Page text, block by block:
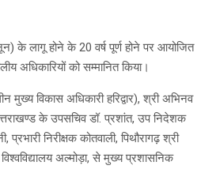
के लागू होने के 20 वर्ष पूर्ण होने पर आयोजित
अधिकारियों को सम्मानित किया।
मुख्य विकास अधिकारी हरिद्वार), श्री अभिनव
के उपसचिव डॉ. प्रशांत, उप निदेशक
निरीक्षक कोतवाली, पिथौरागढ़ श्री
अल्मोड़ा, से मुख्य प्रशासनिक